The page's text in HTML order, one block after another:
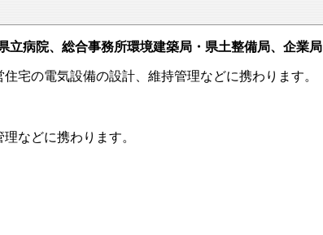
立病院、総合事務所環境建築局・県土整備局、企業局
宅の電気設備の設計、維持管理などに携わります。
などに携わります。